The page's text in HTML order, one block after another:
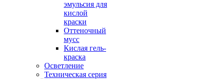
эмульсия для
кислой
краски
Оттеночный
мусс
Кислая гель-
краска
Осветление
Техническая серия